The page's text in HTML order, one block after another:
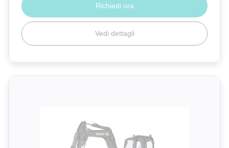
Vedi dettagli
Richiedi ora